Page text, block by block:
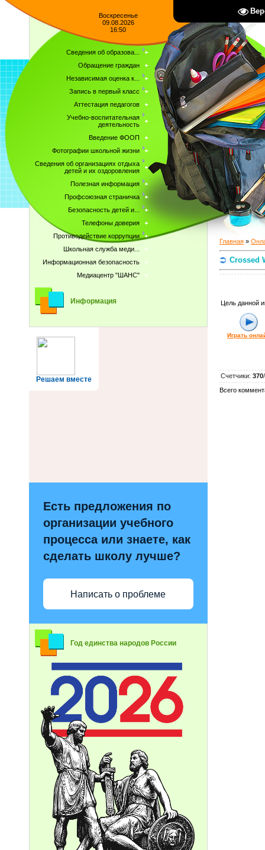
Воскресенье
09.08.2026
16:50
Сведения об образова...
Обращение граждан
Независимая оценка к...
Запись в первый класс
Аттестация педагогов
Учебно-воспитательная
деятельность
Введение ФООП
Фотографии школьной жизни
Сведения об организациях отдыха
детей и их оздоровления
Полезная информация
Профсоюзная страничка
Безопасность детей и...
Телефоны доверия
Противодействие коррупции
Школьная служба меди...
Информационная безопасность
Медиацентр "ШАНС"
Информация
Решаем вместе
Есть предложения по
организации учебного
процесса или знаете, как
сделать школу лучше?
Написать о проблеме
Год единства народов России
Главная »
Crossed
Цель данной
Играть
Счетчики: 370/
Всего